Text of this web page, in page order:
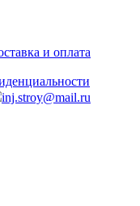
и оплата
inj.stroy@mail.ru